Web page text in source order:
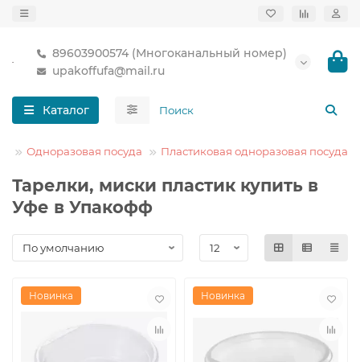
89603900574 (Многоканальный номер)
upakoffufa@mail.ru
Каталог
Одноразовая посуда Пластиковая одноразовая посуда
Тарелки, миски пластик купить в
Уфе в Упакофф
Новинка Новинка